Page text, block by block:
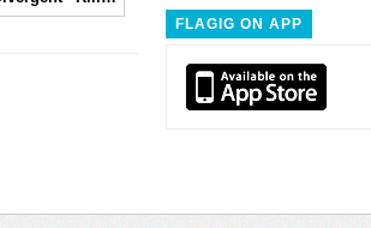
FLAGIG ON APP